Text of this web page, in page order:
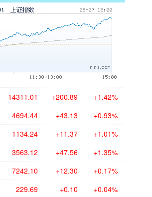
14311.01 +200.89 +1.42%
4694.44 +43.13 +0.93%
1134.24 +11.37 +1.01%
3563.12 +47.56 +1.35%
7242.10 +12.30 +0.17%
229.69 +0.10 +0.04%